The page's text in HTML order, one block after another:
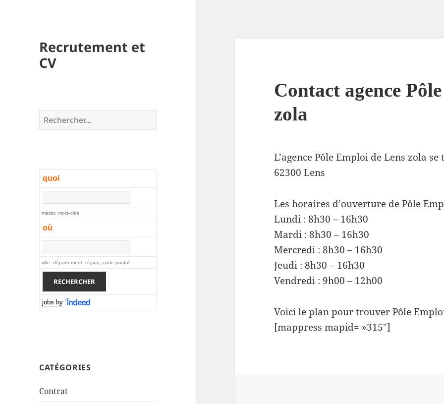
Recrutement et
CV
Rechercher :
quoi
métier, mots-clés
où
ville, département, région, code postal
jobs by
CATÉGORIES
Contrat
Contact agence
zola
L’agence Pôle Emploi de Lens zola
62300 Lens
Les horaires d’ouverture de Pôle
Lundi : 8h30 – 16h30
Mardi : 8h30 – 16h30
Mercredi : 8h30 – 16h30
Jeudi : 8h30 – 16h30
Vendredi : 9h00 – 12h00
Voici le plan pour trouver Pôle
[mappress mapid= »315″]